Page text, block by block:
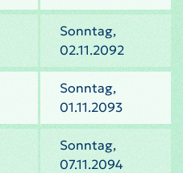
Sonntag,
02.11.2092
Sonntag,
01.11.2093
Sonntag,
07.11.2094